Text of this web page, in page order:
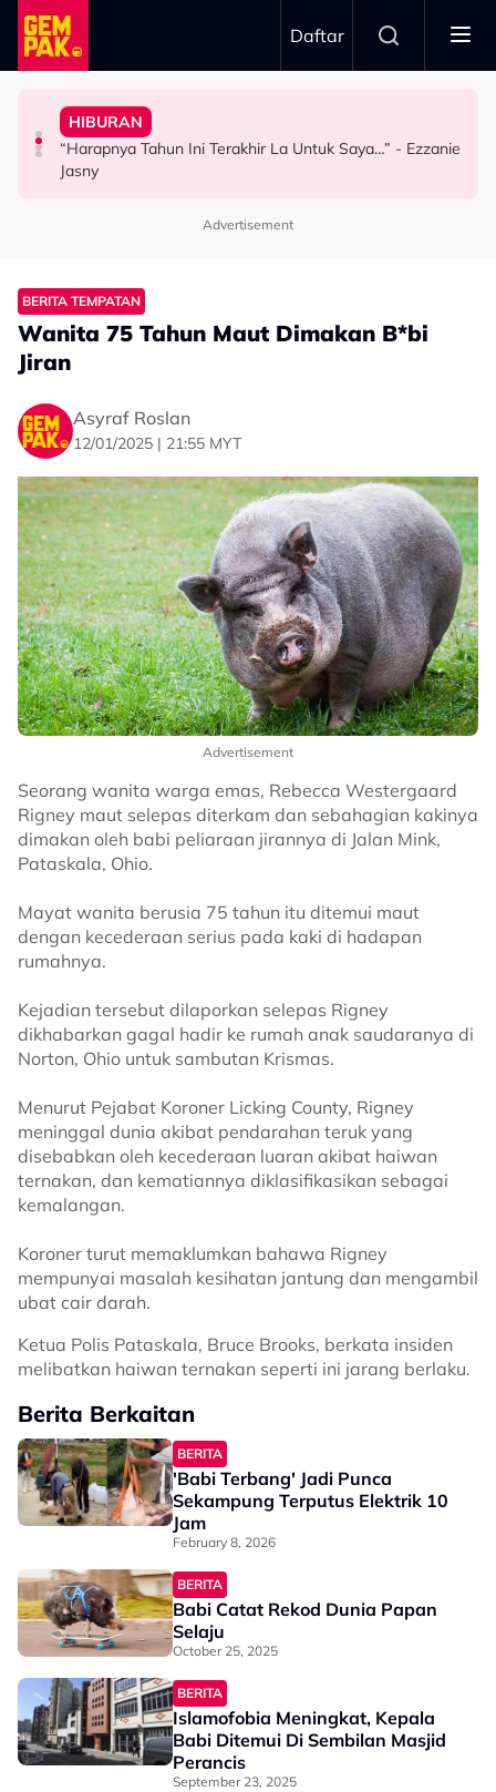
Skip to main content
Daftar
GAYA HIDUP
MPO Beri Penghormatan Untuk Alfonso Soliano Di
Dewan Filharmonik Petronas
HIBURAN
“Harapnya Tahun Ini Terakhir La Untuk Saya…” - Ezzanie
Jasny
HIBURAN
Yusry Belum Terfikir Masuk GV, Rasa Tak Adil Sebab…
HIBURAN
TERBANG Bawa Legasi Rali Negara Ke Art Of Speed
2026
Advertisement
BERITA TEMPATAN
Wanita 75 Tahun Maut Dimakan B*bi
Jiran
Asyraf Roslan
12/01/2025 | 21:55 MYT
Advertisement
Seorang wanita warga emas, Rebecca Westergaard
Rigney maut selepas diterkam dan sebahagian kakinya
dimakan oleh babi peliaraan jirannya di Jalan Mink,
Pataskala, Ohio.
Mayat wanita berusia 75 tahun itu ditemui maut
dengan kecederaan serius pada kaki di hadapan
rumahnya.
Kejadian tersebut dilaporkan selepas Rigney
dikhabarkan gagal hadir ke rumah anak saudaranya di
Norton, Ohio untuk sambutan Krismas.
Menurut Pejabat Koroner Licking County, Rigney
meninggal dunia akibat pendarahan teruk yang
disebabkan oleh kecederaan luaran akibat haiwan
ternakan, dan kematiannya diklasifikasikan sebagai
kemalangan.
Koroner turut memaklumkan bahawa Rigney
mempunyai masalah kesihatan jantung dan mengambil
ubat cair darah.
Ketua Polis Pataskala, Bruce Brooks, berkata insiden
melibatkan haiwan ternakan seperti ini jarang berlaku.
Berita Berkaitan
BERITA
'Babi Terbang' Jadi Punca
Sekampung Terputus Elektrik 10
Jam
February 8, 2026
BERITA
Babi Catat Rekod Dunia Papan
Selaju
October 25, 2025
BERITA
Islamofobia Meningkat, Kepala
Babi Ditemui Di Sembilan Masjid
Perancis
September 23, 2025